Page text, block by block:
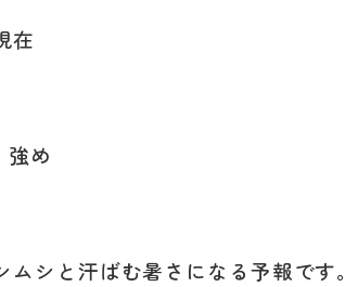
在
め
シと汗ばむ暑さになる予報です。